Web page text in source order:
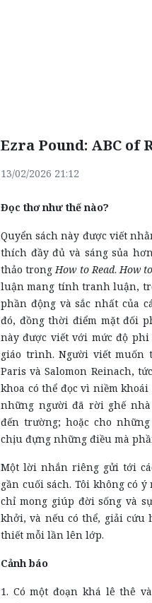
Ezra Pound: ABC of
13/02/2026 21:12
Đọc thơ như thế nào?
Quyển sách này được viết
thích đầy đủ và sáng sủa
thảo trongHow to Read.How
luận mang tính tranh luận,
phần động và sắc nhất của
đó, đồng thời điểm mặt đối
này được viết với mức độ
giáo trình. Người viết muốn
Paris và Salomon Reinach,
khoa có thể đọc vì niềm
những người đã rời ghế
đến trường; hoặc cho
chịu đựng những điều mà
Một lời nhắn riêng gửi tới
gần cuối sách. Tôi không có
chỉ mong giúp đời sống và
khởi, và nếu có thể, giải cứu
thiết mỗi lần lên lớp.
Cảnh báo
1. Có một đoạn khá lê thê